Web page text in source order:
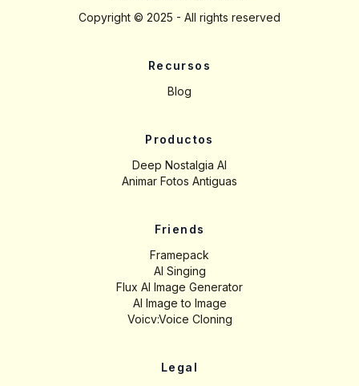
Copyright © 2025 - All rights reserved
Recursos
Blog
Productos
Deep Nostalgia AI
Animar Fotos Antiguas
Friends
Framepack
AI Singing
Flux AI Image Generator
AI Image to Image
Voicv:Voice Cloning
Legal